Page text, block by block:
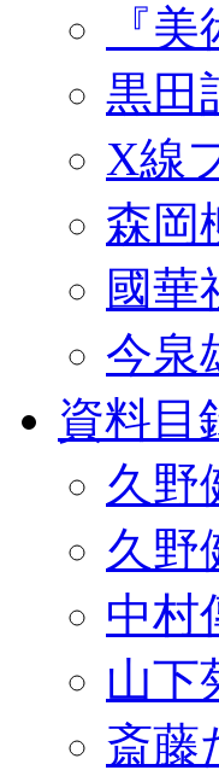
『
黒田
X線
森岡
國華
今泉
資料目
久野
久野
中村
山下
斎藤